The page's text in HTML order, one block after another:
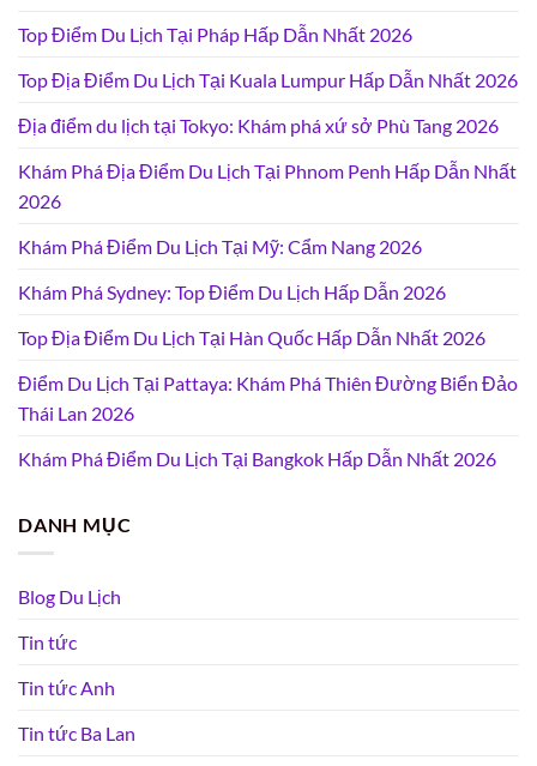
Top Điểm Du Lịch Tại Pháp Hấp Dẫn Nhất 2026
Top Địa Điểm Du Lịch Tại Kuala Lumpur Hấp Dẫn Nhất 2026
Địa điểm du lịch tại Tokyo: Khám phá xứ sở Phù Tang 2026
Khám Phá Địa Điểm Du Lịch Tại Phnom Penh Hấp Dẫn Nhất
2026
Khám Phá Điểm Du Lịch Tại Mỹ: Cẩm Nang 2026
Khám Phá Sydney: Top Điểm Du Lịch Hấp Dẫn 2026
Top Địa Điểm Du Lịch Tại Hàn Quốc Hấp Dẫn Nhất 2026
Điểm Du Lịch Tại Pattaya: Khám Phá Thiên Đường Biển Đảo
Thái Lan 2026
Khám Phá Điểm Du Lịch Tại Bangkok Hấp Dẫn Nhất 2026
DANH MỤC
Blog Du Lịch
Tin tức
Tin tức Anh
Tin tức Ba Lan